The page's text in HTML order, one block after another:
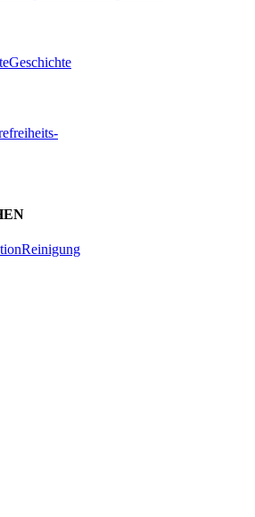
Geschichte
Reinigung